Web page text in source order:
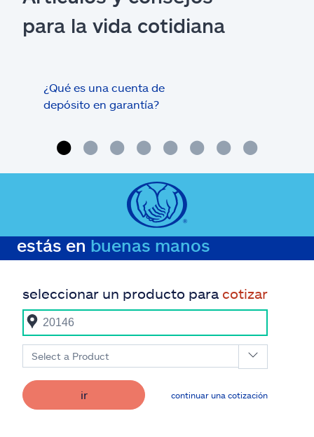
para la vida cotidiana
¿Qué es una cuenta de
depósito en garantía?
estás en buenas manos
seleccionar un producto para cotizar
Select a Product
ir continuar una cotización